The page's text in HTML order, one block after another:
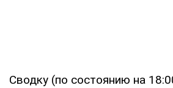
Сводку (по состоянию на